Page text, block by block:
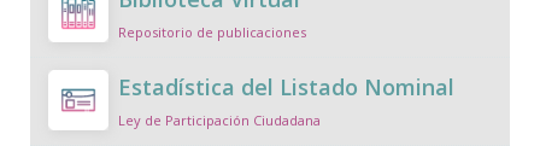
Repositorio de publicaciones
Estadística del Listado Nominal
Ley de Participación Ciudadana